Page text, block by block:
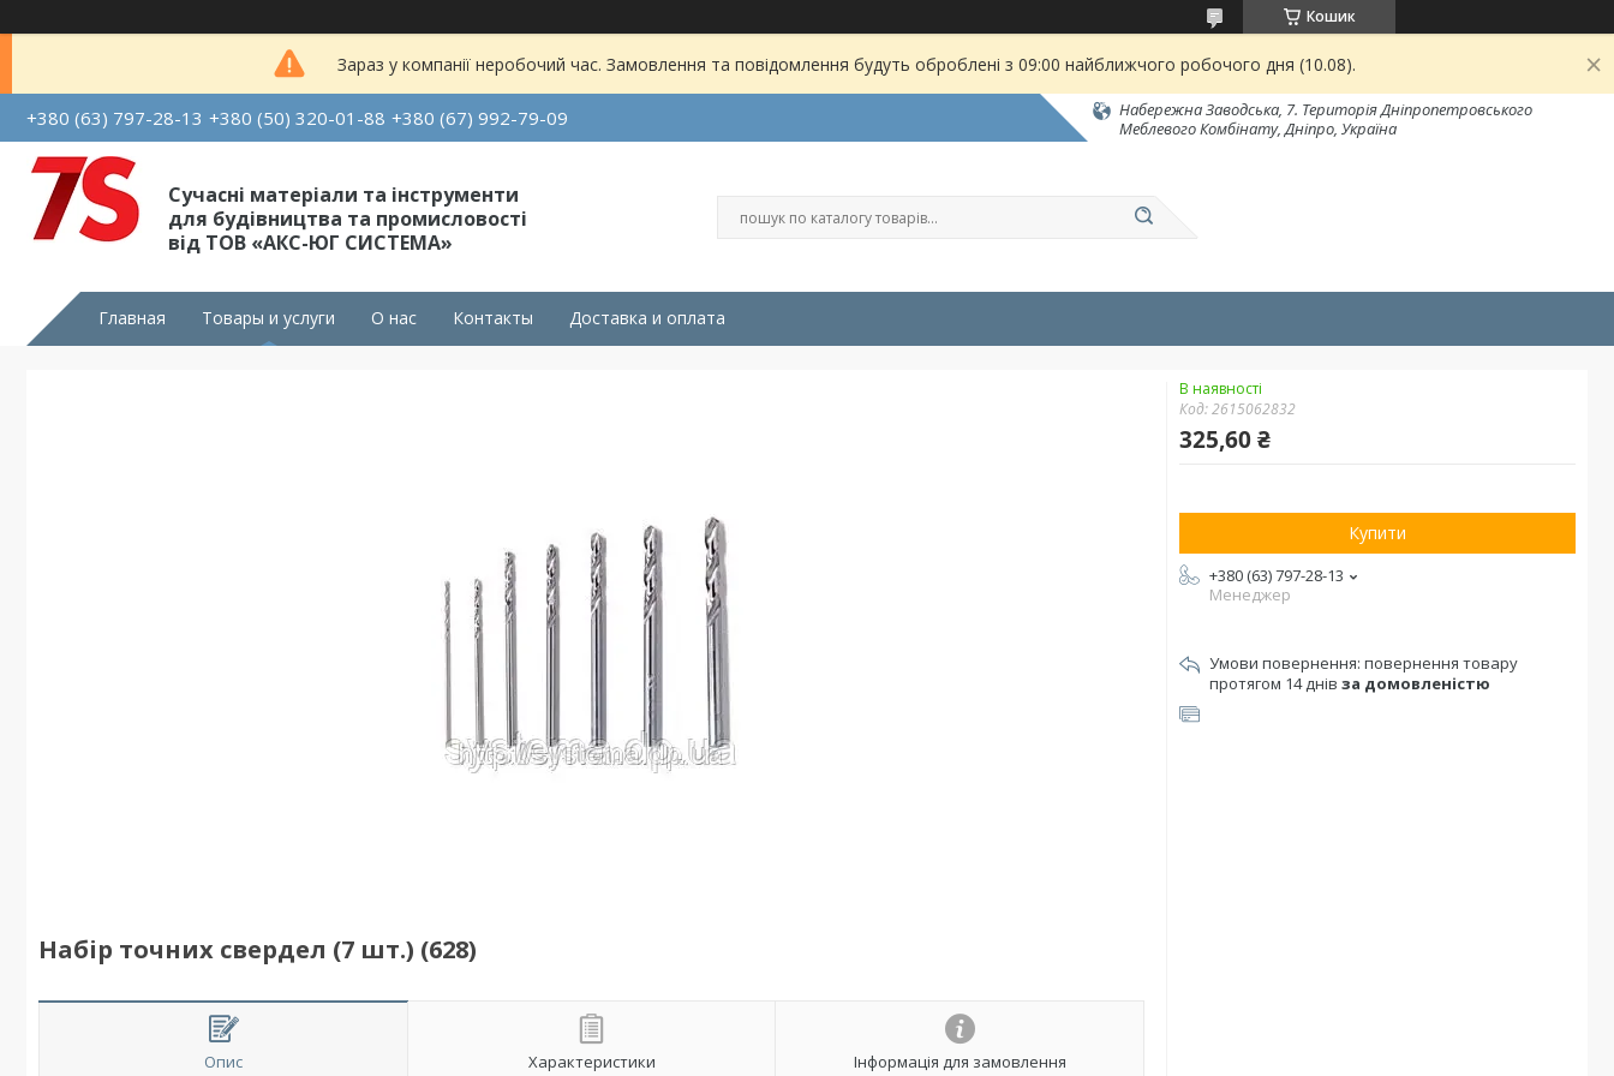
Кошик
Зараз у компанії неробочий час. Замовлення та повідомлення будуть оброблені з 09:00 найближчого робочого дня (10.08).
+380 (63) 797-28-13 +380 (50) 320-01-88 +380 (67) 992-79-09
Набережна Заводська, 7. Територія Дніпропетровського
Меблевого Комбінату, Дніпро, Україна
Сучасні матеріали та інструменти
для будівництва та промисловості
від ТОВ «АКС-ЮГ СИСТЕМА»
Главная Товары и услуги О нас Контакты Доставка и оплата
Набір точних свердел (7 шт.) (628)
Опис Характеристики Інформація для замовлення
В наявності
Код:2615062832
325,60 ₴
Купити
+380 (63) 797-28-13
Менеджер
повернення товару
протягом 14 днів за домовленістю